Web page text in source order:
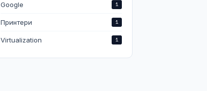
Google 1
Принтери 1
Virtualization 1